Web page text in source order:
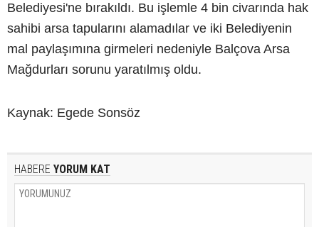
Belediyesi'ne bırakıldı. Bu işlemle 4 bin civarında hak
sahibi arsa tapularını alamadılar ve iki Belediyenin
mal paylaşımına girmeleri nedeniyle Balçova Arsa
Mağdurları sorunu yaratılmış oldu.
Kaynak: Egede Sonsöz
HABERE YORUM KAT